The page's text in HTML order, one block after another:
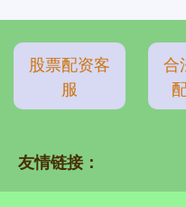
股票配资客
服
合
友情链接：